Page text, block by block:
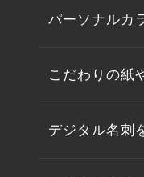
パーソナルカ
こだわりの紙
デジタル名刺